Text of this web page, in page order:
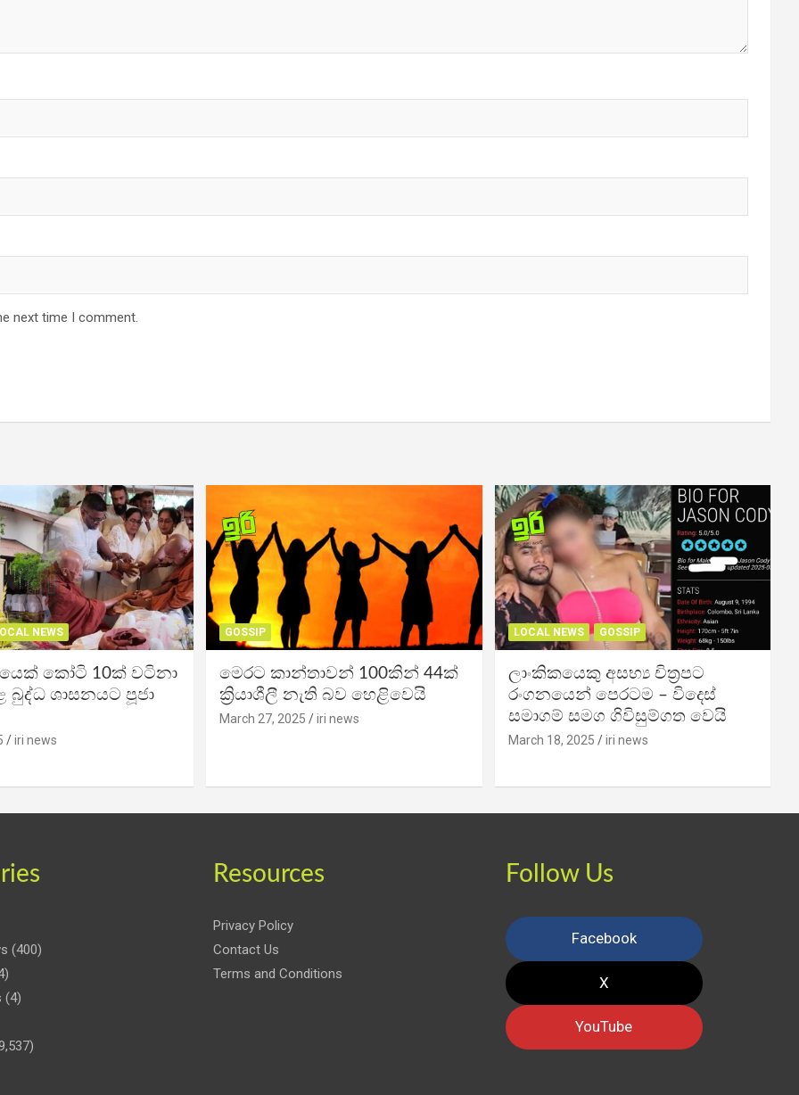
next time I comment.
NEWS
කෝටි 10ක් වටිනා
බුද්ධ ශාසනයට පූජා
iri news
GOSSIP
මෙරට කාන්තාවන් 100කින් 44ක්
ක්‍රියාශීලී නැති බව හෙළිවෙයි
March 27, 2025 iri news
LOCAL NEWS GOSSIP
ලාංකිකයෙකු අසභ්‍ය චිත්‍රපට
රංගනයෙන් පෙරටම – විදෙස්
සමාගම් සමග ගිවිසුම්ගත වෙයි
March 18, 2025 iri news
(400)
(4)
Resources
Privacy Policy
Contact Us
Terms and Conditions
Follow Us
Facebook
X
YouTube